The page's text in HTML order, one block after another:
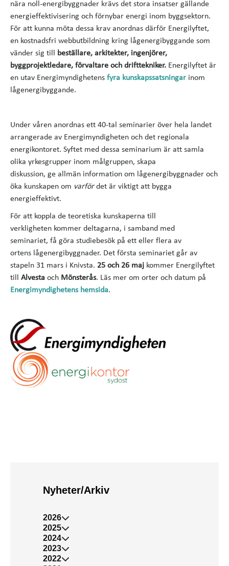
nära noll-energibyggnader krävs det stora insatser gällande
energieffektivisering och förnybar energi inom byggsektorn.
För att kunna möta dessa krav anordnas därför Energilyftet,
en kostnadsfri webbutbildning kring lågenergibyggande som
vänder sig till
beställare, arkitekter, ingenjörer,
byggprojektledare, förvaltare och drifttekniker. Energilyftet är
en utav Energimyndighetens fyra kunskapssatsningar inom
lågenergibyggande.
Under våren anordnas ett 40-tal seminarier över hela landet
arrangerade av Energimyndigheten och det regionala
energikontoret. Syftet med dessa seminarium är att samla
olika yrkesgrupper inom målgruppen, skapa
diskussion, ge allmän information om lågenergibyggnader och
öka kunskapen om varfördet är viktigt att bygga
energieffektivt.
För att koppla de teoretiska kunskaperna till
verkligheten kommer deltagarna, i samband med
seminariet, få göra studiebesök på ett eller flera av
ortens lågenergibyggnader. Det första seminariet går av
stapeln 31 mars i Knivsta. 25 och 26 maj kommer Energilyftet
till Alvesta och Mönsterås. Läs mer om orter och datum på
Energimyndighetens hemsida.
Nyheter/Arkiv
2026
2025
2024
2023
2022